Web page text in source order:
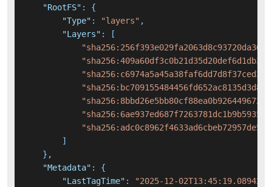
"RootFS" :
{
"Type" : "layers" ,
"Layers" :
[
]
} ,
"Metadata" :
{
"LastTagTime" :
"2025-12-